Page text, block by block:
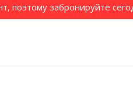
поэтому забронируйте